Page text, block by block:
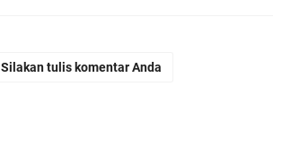
Silakan tulis komentar Anda